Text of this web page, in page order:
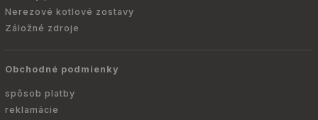
Nerezové kotlové zostavy
Záložné zdroje
Obchodné podmienky
spôsob platby
reklamácie